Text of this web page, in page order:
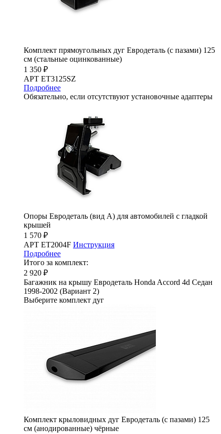
Комплект прямоугольных дуг Евродеталь (с пазами) 125
см (стальные оцинкованные)
1 350 ₽
АРТ ET3125SZ
Подробнее
Обязательно, если отсутствуют установочные адаптеры
Опоры Евродеталь (вид А) для автомобилей с гладкой
крышей
1 570 ₽
АРТ ET2004F Инструкция
Подробнее
Итого за комплект:
2 920 ₽
Багажник на крышу Евродеталь Honda Accord 4d Седан
1998-2002 (Вариант 2)
Выберите комплект дуг
Комплект крыловидных дуг Евродеталь (с пазами) 125
см (анодированные) чёрные